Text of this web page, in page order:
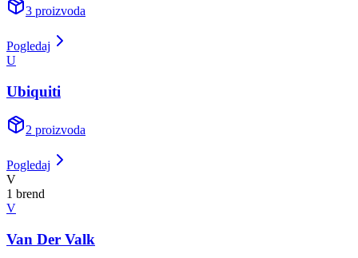
3 proizvoda
Pogledaj
U
Ubiquiti
2 proizvoda
Pogledaj
V
1 brend
V
Van Der Valk